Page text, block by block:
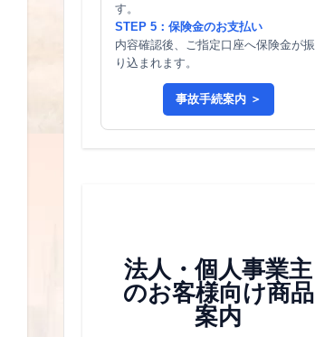
す。
STEP 5：保険金のお支払い
内容確認後、ご指定口座へ保険金が振
り込まれます。
事故手続案内 ＞
法人・個人事業主
のお客様向け商品
案内